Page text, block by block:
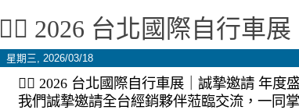
🚴‍♂️ 2026 台北國際自行車
星期三, 2026/03/18
🚴‍♂️ 2026 台北國際自行車展｜誠摯邀請 年
我們誠摯邀請全台經銷夥伴蒞臨交流，一同